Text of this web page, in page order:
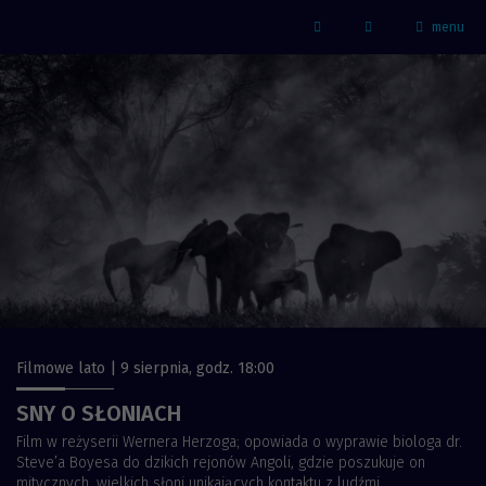
Facebook
menu
Filmowe lato | 9 sierpnia, godz. 18:00
SNY O SŁONIACH
Film w reżyserii Wernera Herzoga; opowiada o wyprawie biologa dr.
Steve’a Boyesa do dzikich rejonów Angoli, gdzie poszukuje on